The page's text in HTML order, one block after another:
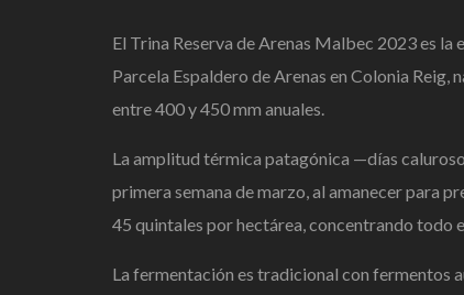
El Trina Reserva de Arenas Malbec 2023 es la
Parcela Espaldero de Arenas en Colonia
entre 400 y 450 mm anuales.
La amplitud térmica patagónica —días
primera semana de marzo, al amanecer para
45 quintales por hectárea, concentrando todo
La fermentación es tradicional con fermentos